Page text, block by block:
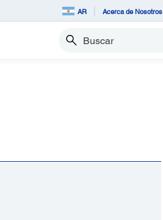
AR Acerca de Nosotros
Buscar